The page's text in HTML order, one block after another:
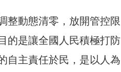
整動態清零，放開管控限
的是讓全國人民積極打防
自主責任於民，是以人為